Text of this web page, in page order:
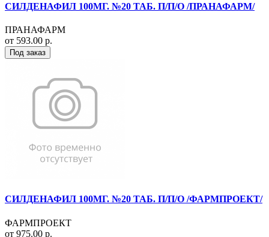
СИЛДЕНАФИЛ 100МГ. №20 ТАБ. П/П/О /ПРАНАФАРМ/
ПРАНАФАРМ
от 593.00 р.
Под заказ
СИЛДЕНАФИЛ 100МГ. №20 ТАБ. П/П/О /ФАРМПРОЕКТ/
ФАРМПРОЕКТ
от 975.00 р.